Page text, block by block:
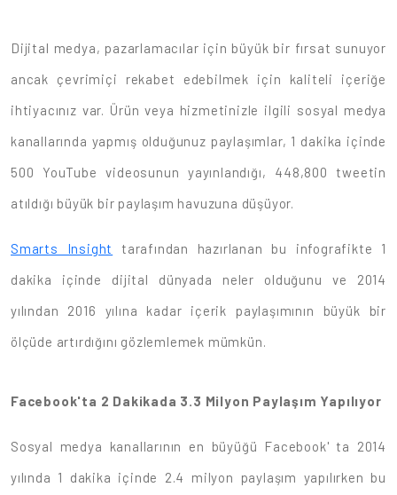
Dijital medya, pazarlamacılar için büyük bir fırsat sunuyor
ancak çevrimiçi rekabet edebilmek için kaliteli içeriğe
ihtiyacınız var. Ürün veya hizmetinizle ilgili sosyal medya
kanallarında yapmış olduğunuz paylaşımlar, 1 dakika içinde
500 YouTube videosunun yayınlandığı, 448,800 tweetin
atıldığı büyük bir paylaşım havuzuna düşüyor.
Smarts Insight
tarafından hazırlanan bu infografikte 1
dakika içinde dijital dünyada neler olduğunu ve 2014
yılından 2016 yılına kadar içerik paylaşımının büyük bir
ölçüde artırdığını gözlemlemek mümkün.
Facebook'ta 2 Dakikada 3.3 Milyon Paylaşım Yapılıyor
Sosyal medya kanallarının en büyüğü Facebook' ta 2014
yılında 1 dakika içinde 2.4 milyon paylaşım yapılırken bu